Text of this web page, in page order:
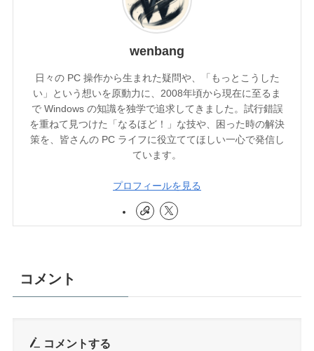
wenbang
日々の PC 操作から生まれた疑問や、「もっとこうした
い」という想いを原動力に、2008年頃から現在に至るま
で Windows の知識を独学で追求してきました。試行錯誤
を重ねて見つけた「なるほど！」な技や、困った時の解決
策を、皆さんの PC ライフに役立ててほしい一心で発信し
ています。
プロフィールを見る
コメント
コメントする